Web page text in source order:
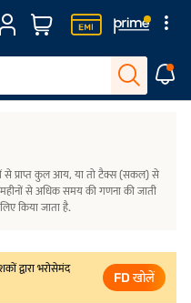
से प्राप्त कुल आय, या तो टैक्स (सकल) से
से अधिक समय की गणना की जाती
किया जाता है.
द्वारा भरोसेमंद
FD खोलें